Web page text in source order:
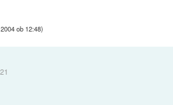
ob 12:48)